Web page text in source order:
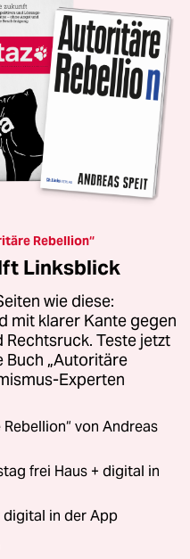
Rebellion“
Linksblick
wie diese:
mit klarer Kante gegen
Rechtsruck. Teste jetzt
Buch „Autoritäre
Experten
von Andreas
frei Haus + digital in
digital in der App